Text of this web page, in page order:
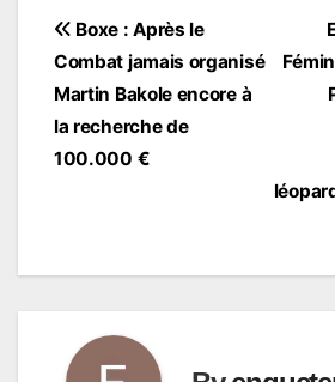
Navigation
de
l’article
Boxe : Après le
Combat jamais organisé
Martin Bakole encore à
la recherche de
100.000 €